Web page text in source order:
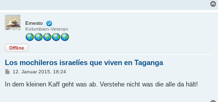
Ernesto
Kolumbien-Veteran
Offline
Los mochileros israelíes que viven en Taganga
B12. Januar 2015, 18:24
In dem kleinen Kaff geht was ab. Verstehe nicht was die alle da hält!